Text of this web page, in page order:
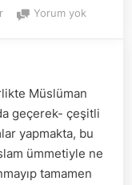
Yorum yok“BEN
TAHLİLİ
Müslüman
geçerek- çeşitli
yapmakta, bu
ümmetiyle ne
tamamen